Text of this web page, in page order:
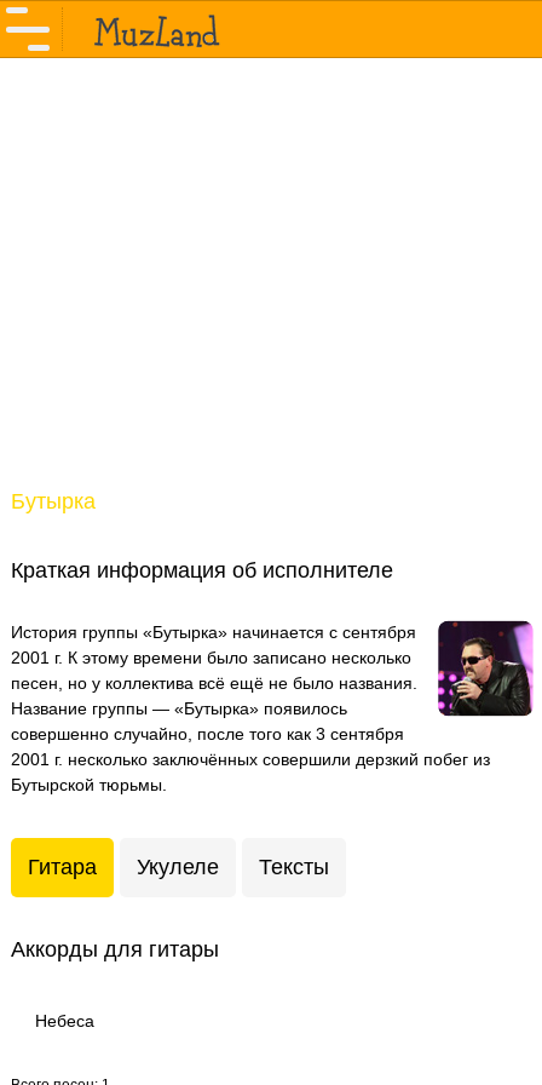
Бутырка
Краткая информация об исполнителе
История группы «Бутырка» начинается с сентября
2001 г. К этому времени было записано несколько
песен, но у коллектива всё ещё не было названия.
Название группы — «Бутырка» появилось
совершенно случайно, после того как 3 сентября
2001 г. несколько заключённых совершили дерзкий побег из
Бутырской тюрьмы.
Гитара Укулеле Тексты
Аккорды для гитары
Небеса